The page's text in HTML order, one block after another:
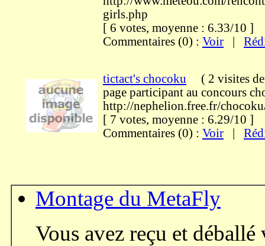
girls.php
[ 6 votes, moyenne : 6.33/10
Commentaires (0) : Voir
tictact's chocoku ( 2 visites
page participant au concours
http://nephelion.free.fr/
[ 7 votes, moyenne : 6.29/10
Commentaires (0) : Voir
Montage du MetaFly
Vous avez reçu et